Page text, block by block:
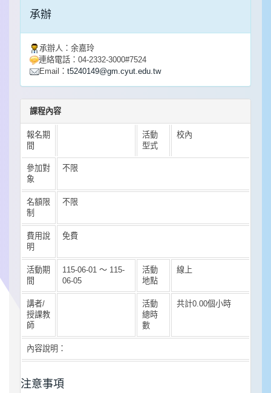
承辦
承辦人： 余嘉玲
連絡電話： 04-2332-3000#7524
Email： t5240149@gm.cyut.edu.tw
課程內容
報名期
間
活動
型式
校內
參加對
象
不限
名額限
制
不限
費用說
明
免費
活動期
間
115-06-01 ～ 115-
06-05
活動
地點
線上
講者/
授課教
師
活動
總時
數
共計0.00個小時
內容說明：
注意事項